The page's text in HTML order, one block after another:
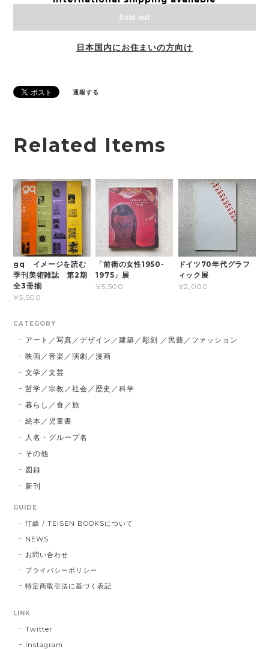
Sold out
日本国内にお住まいの方向け
通報する
Related Items
gq イメージを読む
季刊美術雑誌 第2期
全3冊揃
¥5,500
「前衛の女性1950-
1975」展
¥5,500
ドイツ70年代グラフ
ィック展
¥2,000
CATEGORY
アート／写真／デザイン／建築／彫刻 ／民藝／ファッション
映画／音楽／演劇／漫画
文学／文芸
哲学／宗教／社会／歴史／科学
暮らし／食／旅
絵本／児童書
人名・グループ名
その他
図録
新刊
GUIDE
汀線 / TEISEN BOOKSについて
NEWS
お問い合わせ
プライバシーポリシー
特定商取引法に基づく表記
LINK
Twitter
Instagram